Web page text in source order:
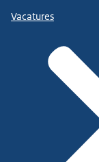
Vacatures